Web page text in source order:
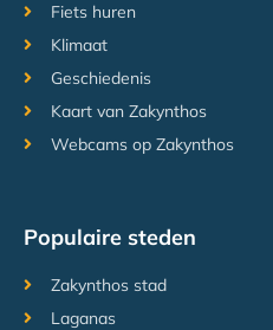
Fiets huren
Klimaat
Geschiedenis
Kaart van Zakynthos
Webcams op Zakynthos
Populaire steden
Zakynthos stad
Laganas